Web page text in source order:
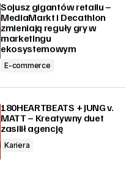
Sojusz gigantów retailu –
MediaMarkt i Decathlon
zmieniają reguły gry w
marketingu
ekosystemowym
E-commerce
180HEARTBEATS + JUNG v.
MATT – Kreatywny duet
zasilił agencję
Kariera